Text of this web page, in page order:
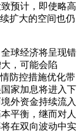
预计，即使略高
扩大的空间也仍
球经济将呈现错
，可能会陷
防控措施优化带
家加息将进入下
外资金持续流入
平衡，继而对人
在双向波动中实